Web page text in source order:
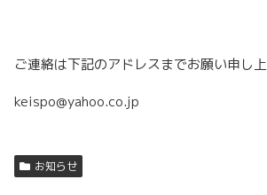
ご連絡は下記のアドレスまでお願い申し上
keispo@yahoo.co.jp
お知らせ